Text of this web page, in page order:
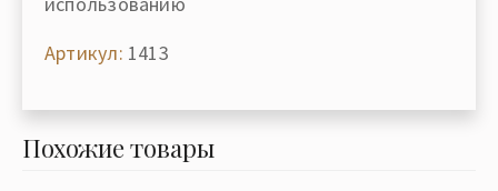
Артикул: 1413
Похожие товары